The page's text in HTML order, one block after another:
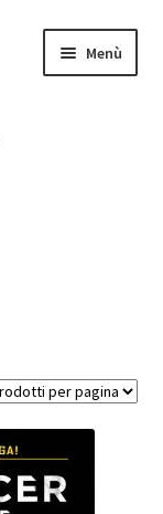
Menù